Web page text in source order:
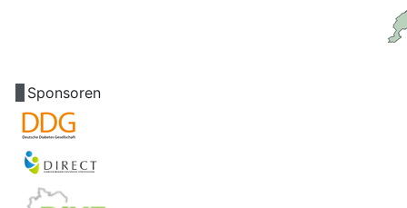
Sponsoren